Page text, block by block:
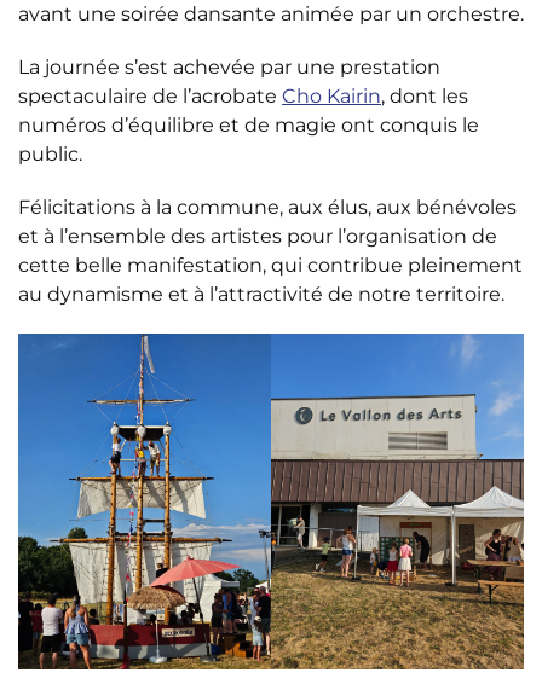
avant une soirée dansante animée par un orchestre.
La journée s’est achevée par une prestation
spectaculaire de l’acrobate Cho Kairin, dont les
numéros d’équilibre et de magie ont conquis le
public.
Félicitations à la commune, aux élus, aux bénévoles
et à l’ensemble des artistes pour l’organisation de
cette belle manifestation, qui contribue pleinement
au dynamisme et à l’attractivité de notre territoire.